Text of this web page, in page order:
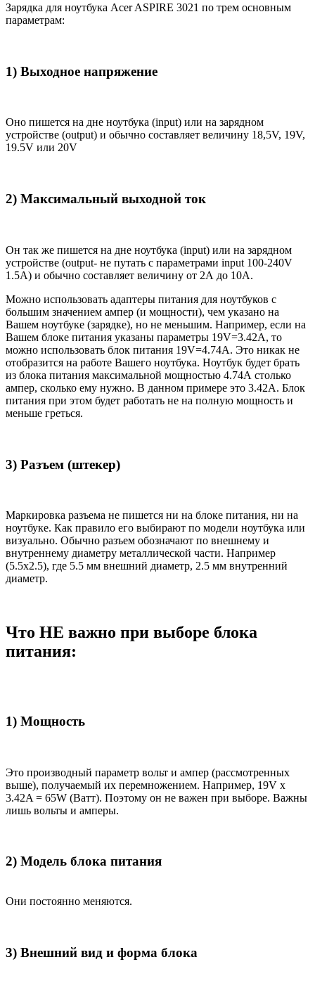
Зарядка для ноутбука Acer ASPIRE 3021 по трем основным
параметрам:
1) Выходное напряжение
Оно пишется на дне ноутбука (input) или на зарядном
устройстве (output) и обычно составляет величину 18,5V, 19V,
19.5V или 20V
2) Максимальный выходной ток
Он так же пишется на дне ноутбука (input) или на зарядном
устройстве (output- не путать с параметрами input 100-240V
1.5A) и обычно составляет величину от 2А до 10A.
Можно использовать адаптеры питания для ноутбуков с
большим значением ампер (и мощности), чем указано на
Вашем ноутбуке (зарядке), но не меньшим. Например, если на
Вашем блоке питания указаны параметры 19V=3.42A, то
можно использовать блок питания 19V=4.74A. Это никак не
отобразится на работе Вашего ноутбука. Ноутбук будет брать
из блока питания максимальной мощностью 4.74А столько
ампер, сколько ему нужно. В данном примере это 3.42А. Блок
питания при этом будет работать не на полную мощность и
меньше греться.
3) Разъем (штекер)
Маркировка разъема не пишется ни на блоке питания, ни на
ноутбуке. Как правило его выбирают по модели ноутбука или
визуально. Обычно разъем обозначают по внешнему и
внутреннему диаметру металлической части. Например
(5.5x2.5), где 5.5 мм внешний диаметр, 2.5 мм внутренний
диаметр.
Что НЕ важно при выборе блока
питания:
1) Мощность
Это производный параметр вольт и ампер (рассмотренных
выше), получаемый их перемножением. Например, 19V x
3.42A = 65W (Ватт). Поэтому он не важен при выборе. Важны
лишь вольты и амперы.
2) Модель блока питания
Они постоянно меняются.
3) Внешний вид и форма блока